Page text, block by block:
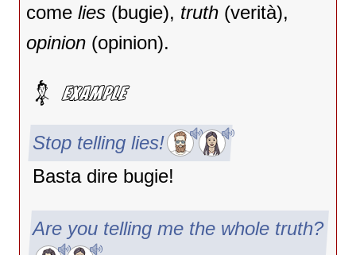
come lies (bugie), truth (verità),
opinion (opinion).
Stop telling lies!
Basta dire bugie!
Are you telling me the whole truth?